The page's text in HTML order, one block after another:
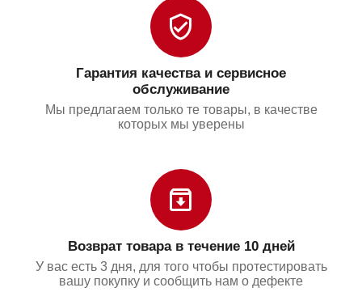
Гарантия качества и сервисное
обслуживание
Мы предлагаем только те товары, в качестве
которых мы уверены
Возврат товара в течение 10 дней
У вас есть 3 дня, для того чтобы протестировать
вашу покупку и сообщить нам о дефекте